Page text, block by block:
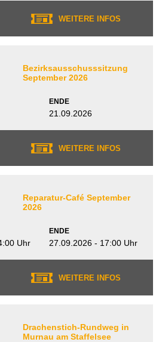
WEITERE INFOS
Bezirksausschusssitzung
September 2026
ENDE
21.09.2026
WEITERE INFOS
Reparatur-Café September
2026
Uhr
ENDE
27.09.2026 - 17:00 Uhr
WEITERE INFOS
Drachenstich-Rundweg in
Murnau am Staffelsee